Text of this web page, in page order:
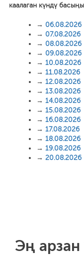
каалаган күндү
→ 06.08.2026
→ 07.08.2026
→ 08.08.2026
→ 09.08.2026
→ 10.08.2026
→ 11.08.2026
→ 12.08.2026
→ 13.08.2026
→ 14.08.2026
→ 15.08.2026
→ 16.08.2026
→ 17.08.2026
→ 18.08.2026
→ 19.08.2026
→ 20.08.2026
Эң арзан